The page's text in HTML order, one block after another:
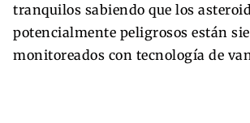
tranquilos sabiendo que los
potencialmente peligrosos están
monitoreados con tecnología de